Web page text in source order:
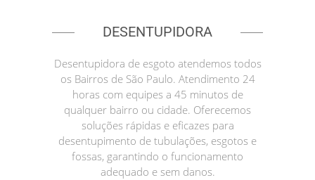
DESENTUPIDORA
Desentupidora de esgoto atendemos todos
os Bairros de São Paulo. Atendimento 24
horas com equipes a 45 minutos de
qualquer bairro ou cidade. Oferecemos
soluções rápidas e eficazes para
desentupimento de tubulações, esgotos e
fossas, garantindo o funcionamento
adequado e sem danos.